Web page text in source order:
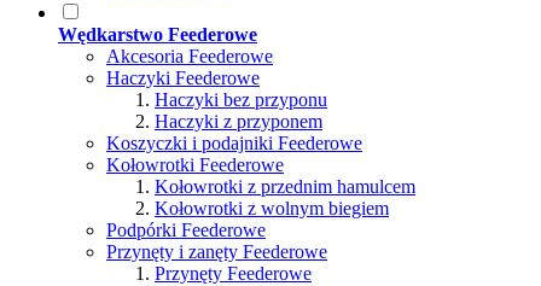
Wędkarstwo Feederowe
Akcesoria Feederowe
Haczyki Feederowe
Haczyki bez przyponu
Haczyki z przyponem
Koszyczki i podajniki Feederowe
Kołowrotki Feederowe
Kołowrotki z przednim hamulcem
Kołowrotki z wolnym biegiem
Podpórki Feederowe
Przynęty i zanęty Feederowe
Przynęty Feederowe